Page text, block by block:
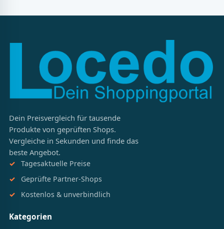
Dein Preisvergleich für tausende
Produkte von geprüften Shops.
Vergleiche in Sekunden und finde das
beste Angebot.
Tagesaktuelle Preise
Geprüfte Partner-Shops
Kostenlos & unverbindlich
Kategorien